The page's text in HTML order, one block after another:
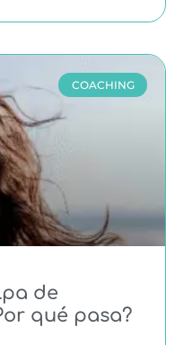
COACHING
de
qué pasa?